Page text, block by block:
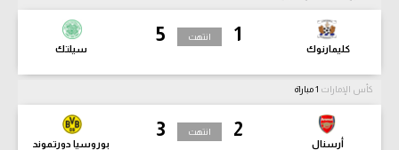
1
كليمارنوك
5
سيلتك
انتهت
كأس الإمارات
2
أرسنال
3
بوروسيا دورتموند
انتهت